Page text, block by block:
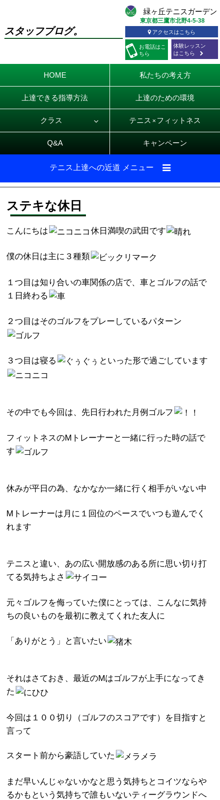
スタッフブログ。
お電話はこ
ちら
東京都三鷹市北野4-5-38
アクセスはこちら
体験レッスン
はこちら
HOME 私たちの考え方
上達できる指導方法 上達のための環境
クラス テニス × フィットネス
Q&A キャンペーン
テニス上達への近道 メニュー
ステキな休日
こんにちは 休日満喫の武田です
僕の休日は主に３種類
１つ目は知り合いの車関係の店で、車とゴルフの話で
１日終わる
２つ目はそのゴルフをプレーしているパターン
３つ目は寝る といった形で過ごしています
その中でも今回は、先日行われた月例ゴルフ
フィットネスのMトレーナーと一緒に行った時の話で
す
休みが平日の為、なかなか一緒に行く相手がいない中
Mトレーナーは月に１回位のペースでいつも遊んでく
れます
テニスと違い、あの広い開放感のある所に思い切り打
てる気持ちよさ
元々ゴルフを侮っていた僕にとっては、こんなに気持
ちの良いものを最初に教えてくれた友人に
「ありがとう」と言いたい
それはさておき、最近のMはゴルフが上手になってき
た
今回は１００切り（ゴルフのスコアです）を目指すと
言って
スタート前から豪語していた
まだ早いんじゃないかなと思う気持ちとコイツならや
るかもという気持ちで誰もいないティーグラウンドへ